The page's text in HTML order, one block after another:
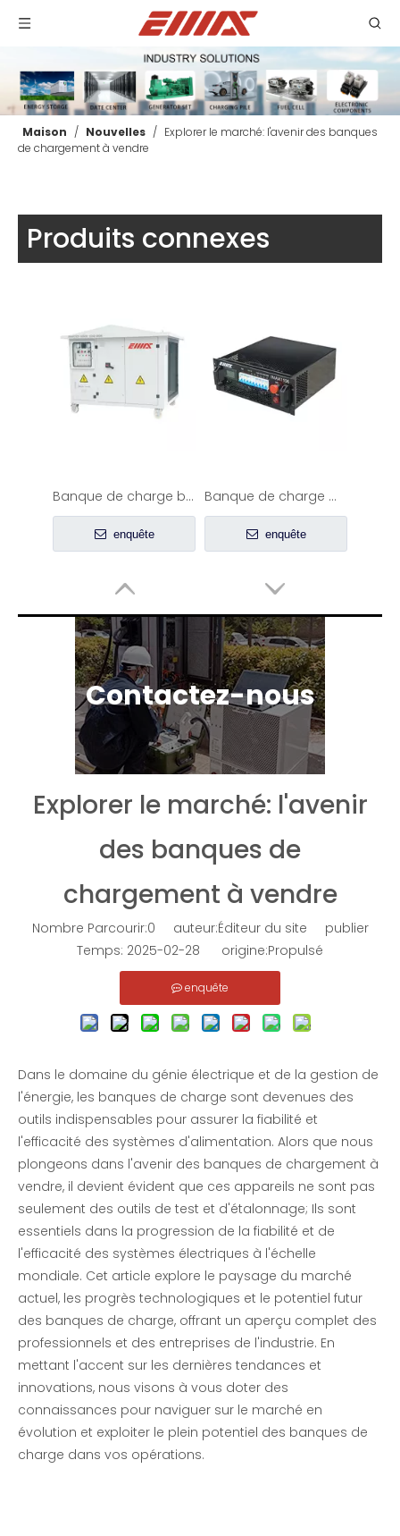
Maison / Nouvelles / Explorer le marché: l'avenir des banques
de chargement à vendre
Produits connexes
enquête
Banque de charge basse tension AC 500KW
enquête
Banque de charge montée en rack 6KW
enquête
Banque de charge de refroidissement liquide à plaque froide
enquête
Banque de charge de conteneur haute tension 10,5KV-3300KW-RLC
enquête
enquête enquête
Contactez-nous
Explorer le marché: l'avenir
des banques de
chargement à vendre
Nombre Parcourir:0 auteur:Éditeur du site publier
Temps: 2025-02-28 origine:Propulsé
enquête
Dans le domaine du génie électrique et de la gestion de
l'énergie, les banques de charge sont devenues des
outils indispensables pour assurer la fiabilité et
l'efficacité des systèmes d'alimentation. Alors que nous
plongeons dans l'avenir des banques de chargement à
vendre, il devient évident que ces appareils ne sont pas
seulement des outils de test et d'étalonnage; Ils sont
essentiels dans la progression de la fiabilité et de
l'efficacité des systèmes électriques à l'échelle
mondiale. Cet article explore le paysage du marché
actuel, les progrès technologiques et le potentiel futur
des banques de charge, offrant un aperçu complet des
professionnels et des entreprises de l'industrie. En
mettant l'accent sur les dernières tendances et
innovations, nous visons à vous doter des
connaissances pour naviguer sur le marché en
évolution et exploiter le plein potentiel des banques de
charge dans vos opérations.